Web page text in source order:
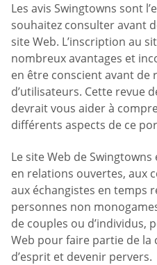
Les avis Swingtowns sont
souhaitez consulter avant
site Web. L’inscription au
nombreux avantages et
en être conscient avant de
d’utilisateurs. Cette revue
devrait vous aider à
différents aspects de ce
Le site Web de
en relations ouvertes, aux
aux échangistes en temps
personnes non
de couples ou d’individus,
Web pour faire partie de
d’esprit et devenir pervers.